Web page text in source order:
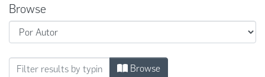
Browse
Browsing Folletos by Author "Instituto
Browse